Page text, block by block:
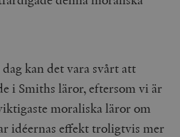
kan det vara svårt att
i Smiths läror, eftersom vi är
moraliska läror om
idéernas effekt troligtvis mer